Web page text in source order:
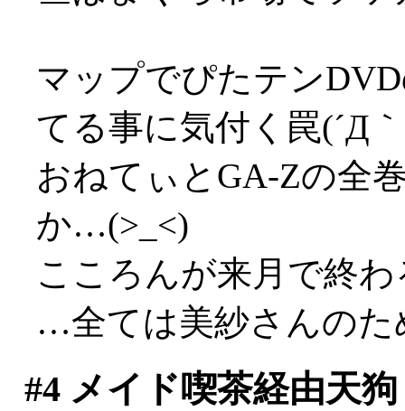
マップでぴたテン
てる事に気付く罠(´Д
おねてぃとGA-Zの全
か…(>_<)
こころんが来月で終
…全ては美紗さんのた
#4メイド喫茶経由天狗